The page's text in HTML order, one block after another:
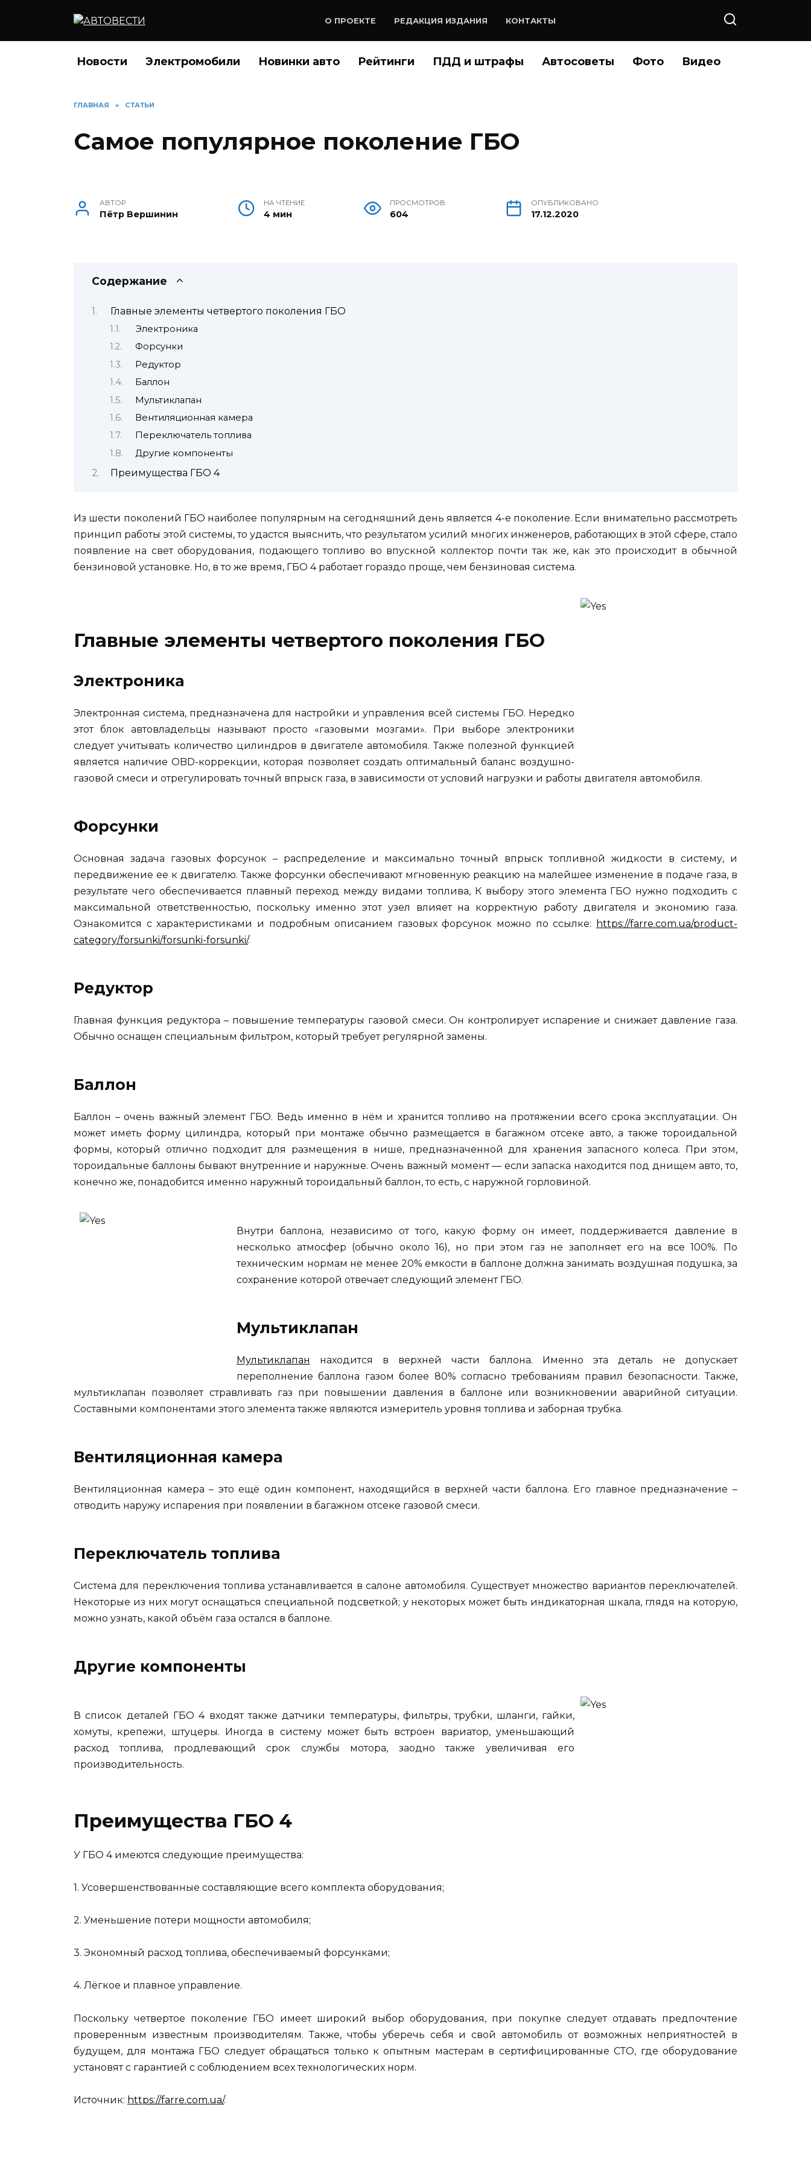
О ПРОЕКТЕ РЕДАКЦИЯ ИЗДАНИЯ КОНТАКТЫ
Новости Электромобили Новинки авто Рейтинги ПДД и штрафы Автосоветы Фото Видео
ГЛАВНАЯ » СТАТЬИ
Самое популярное поколение ГБО
АВТОР
Пётр Вершинин
НА ЧТЕНИЕ
4 мин
ПРОСМОТРОВ
604
ОПУБЛИКОВАНО
17.12.2020
Содержание
Главные элементы четвертого поколения ГБО
Электроника
Форсунки
Редуктор
Баллон
Мультиклапан
Вентиляционная камера
Переключатель топлива
Другие компоненты
Преимущества ГБО 4
Из шести поколений ГБО наиболее популярным на сегодняшний день является 4-е поколение. Если внимательно рассмотреть
принцип работы этой системы, то удастся выяснить, что результатом усилий многих инженеров, работающих в этой сфере, стало
появление на свет оборудования, подающего топливо во впускной коллектор почти так же, как это происходит в обычной
бензиновой установке. Но, в то же время, ГБО 4 работает гораздо проще, чем бензиновая система.
Главные элементы четвертого поколения ГБО
Электроника
Электронная система, предназначена для настройки и управления всей системы ГБО. Нередко
этот блок автовладельцы называют просто «газовыми мозгами». При выборе электроники
следует учитывать количество цилиндров в двигателе автомобиля. Также полезной функцией
является наличие OBD-коррекции, которая позволяет создать оптимальный баланс воздушно-
газовой смеси и отрегулировать точный впрыск газа, в зависимости от условий нагрузки и работы двигателя автомобиля.
Форсунки
Основная задача газовых форсунок – распределение и максимально точный впрыск топливной жидкости в систему, и
передвижение ее к двигателю. Также форсунки обеспечивают мгновенную реакцию на малейшее изменение в подаче газа, в
результате чего обеспечивается плавный переход между видами топлива, К выбору этого элемента ГБО нужно подходить с
максимальной ответственностью, поскольку именно этот узел влияет на корректную работу двигателя и экономию газа.
Ознакомится с характеристиками и подробным описанием газовых форсунок можно по ссылке:
https://farre.com.ua/product-
category/forsunki/forsunki-forsunki/.
Редуктор
Главная функция редуктора – повышение температуры газовой смеси. Он контролирует испарение и снижает давление газа.
Обычно оснащен специальным фильтром, который требует регулярной замены.
Баллон
Баллон – очень важный элемент ГБО. Ведь именно в нём и хранится топливо на протяжении всего срока эксплуатации. Он
может иметь форму цилиндра, который при монтаже обычно размещается в багажном отсеке авто, а также тороидальной
формы, который отлично подходит для размещения в нише, предназначенной для хранения запасного колеса. При этом,
тороидальные баллоны бывают внутренние и наружные. Очень важный момент — если запаска находится под днищем авто, то,
конечно же, понадобится именно наружный тороидальный баллон, то есть, с наружной горловиной.
Внутри баллона, независимо от того, какую форму он имеет, поддерживается давление в
несколько атмосфер (обычно около 16), но при этом газ не заполняет его на все 100%. По
техническим нормам не менее 20% емкости в баллоне должна занимать воздушная подушка, за
сохранение которой отвечает следующий элемент ГБО.
Мультиклапан
Мультиклапан
находится в верхней части баллона. Именно эта деталь не допускает
переполнение баллона газом более 80% согласно требованиям правил безопасности. Также,
мультиклапан позволяет стравливать газ при повышении давления в баллоне или возникновении аварийной ситуации.
Составными компонентами этого элемента также являются измеритель уровня топлива и заборная трубка.
Вентиляционная камера
Вентиляционная камера – это ещё один компонент, находящийся в верхней части баллона. Его главное предназначение –
отводить наружу испарения при появлении в багажном отсеке газовой смеси.
Переключатель топлива
Система для переключения топлива устанавливается в салоне автомобиля. Существует множество вариантов переключателей.
Некоторые из них могут оснащаться специальной подсветкой; у некоторых может быть индикаторная шкала, глядя на которую,
можно узнать, какой объём газа остался в баллоне.
Другие компоненты
В список деталей ГБО 4 входят также датчики температуры, фильтры, трубки, шланги, гайки,
хомуты, крепежи, штуцеры. Иногда в систему может быть встроен вариатор, уменьшающий
расход топлива, продлевающий срок службы мотора, заодно также увеличивая его
производительность.
Преимущества ГБО 4
У ГБО 4 имеются следующие преимущества:
1. Усовершенствованные составляющие всего комплекта оборудования;
2. Уменьшение потери мощности автомобиля;
3. Экономный расход топлива, обеспечиваемый форсунками;
4. Лёгкое и плавное управление.
Поскольку четвертое поколение ГБО имеет широкий выбор оборудования, при покупке следует отдавать предпочтение
проверенным известным производителям. Также, чтобы уберечь себя и свой автомобиль от возможных неприятностей в
будущем, для монтажа ГБО следует обращаться только к опытным мастерам в сертифицированные СТО, где оборудование
установят с гарантией с соблюдением всех технологических норм.
Источник: https://farre.com.ua/.